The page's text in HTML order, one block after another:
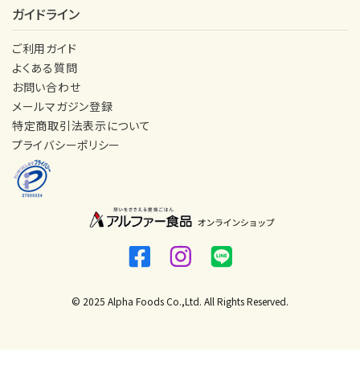
ガイドライン
ご利用ガイド
よくある質問
お問い合わせ
メールマガジン登録
特定商取引法表示について
プライバシーポリシー
© 2025 Alpha Foods Co.,Ltd. All Rights Reserved.